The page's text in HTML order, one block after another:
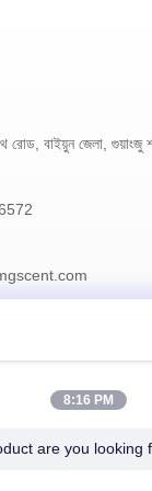
রোড, বাইয়ুন জেলা, গুয়াংজু
8:16 PM
are you looking